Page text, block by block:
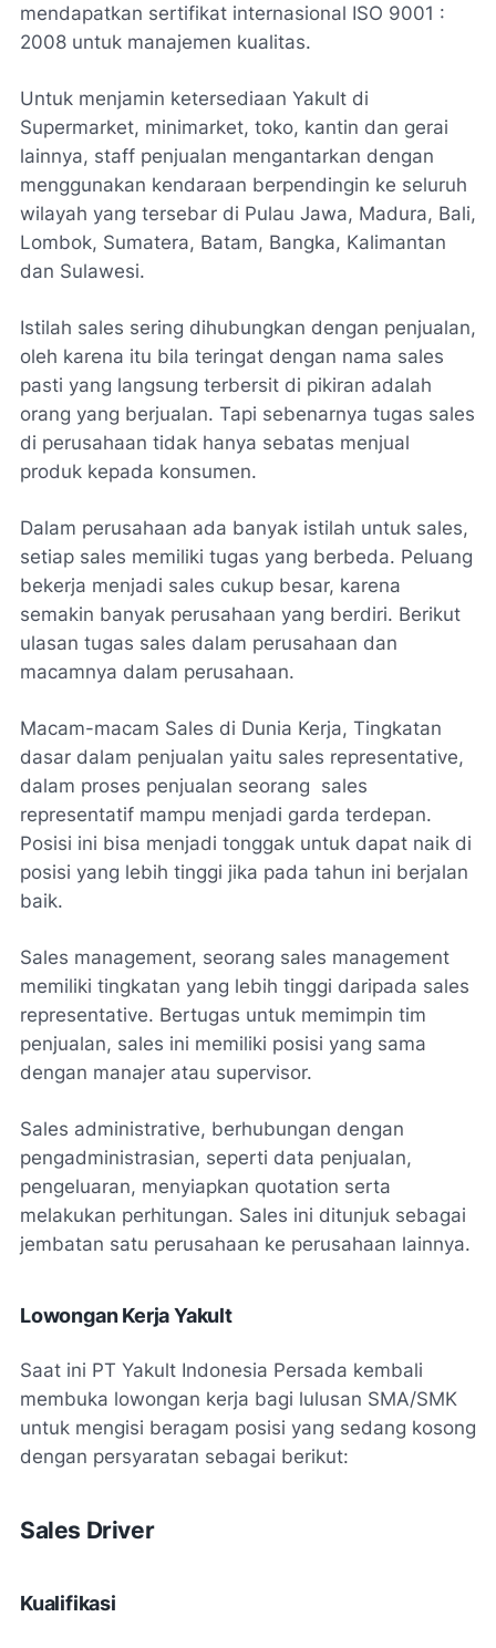
mendapatkan sertifikat internasional ISO 9001 :
2008 untuk manajemen kualitas.
Untuk menjamin ketersediaan Yakult di
Supermarket, minimarket, toko, kantin dan gerai
lainnya, staff penjualan mengantarkan dengan
menggunakan kendaraan berpendingin ke seluruh
wilayah yang tersebar di Pulau Jawa, Madura, Bali,
Lombok, Sumatera, Batam, Bangka, Kalimantan
dan Sulawesi.
Istilah sales sering dihubungkan dengan penjualan,
oleh karena itu bila teringat dengan nama sales
pasti yang langsung terbersit di pikiran adalah
orang yang berjualan. Tapi sebenarnya tugas sales
di perusahaan tidak hanya sebatas menjual
produk kepada konsumen.
Dalam perusahaan ada banyak istilah untuk sales,
setiap sales memiliki tugas yang berbeda. Peluang
bekerja menjadi sales cukup besar, karena
semakin banyak perusahaan yang berdiri. Berikut
ulasan tugas sales dalam perusahaan dan
macamnya dalam perusahaan.
Macam-macam Sales di Dunia Kerja, Tingkatan
dasar dalam penjualan yaitu sales representative,
dalam proses penjualan seorang sales
representatif mampu menjadi garda terdepan.
Posisi ini bisa menjadi tonggak untuk dapat naik di
posisi yang lebih tinggi jika pada tahun ini berjalan
baik.
Sales management, seorang sales management
memiliki tingkatan yang lebih tinggi daripada sales
representative. Bertugas untuk memimpin tim
penjualan, sales ini memiliki posisi yang sama
dengan manajer atau supervisor.
Sales administrative, berhubungan dengan
pengadministrasian, seperti data penjualan,
pengeluaran, menyiapkan quotation serta
melakukan perhitungan. Sales ini ditunjuk sebagai
jembatan satu perusahaan ke perusahaan lainnya.
Lowongan Kerja Yakult
Saat ini PT Yakult Indonesia Persada kembali
membuka lowongan kerja bagi lulusan SMA/SMK
untuk mengisi beragam posisi yang sedang kosong
dengan persyaratan sebagai berikut:
Sales Driver
Kualifikasi